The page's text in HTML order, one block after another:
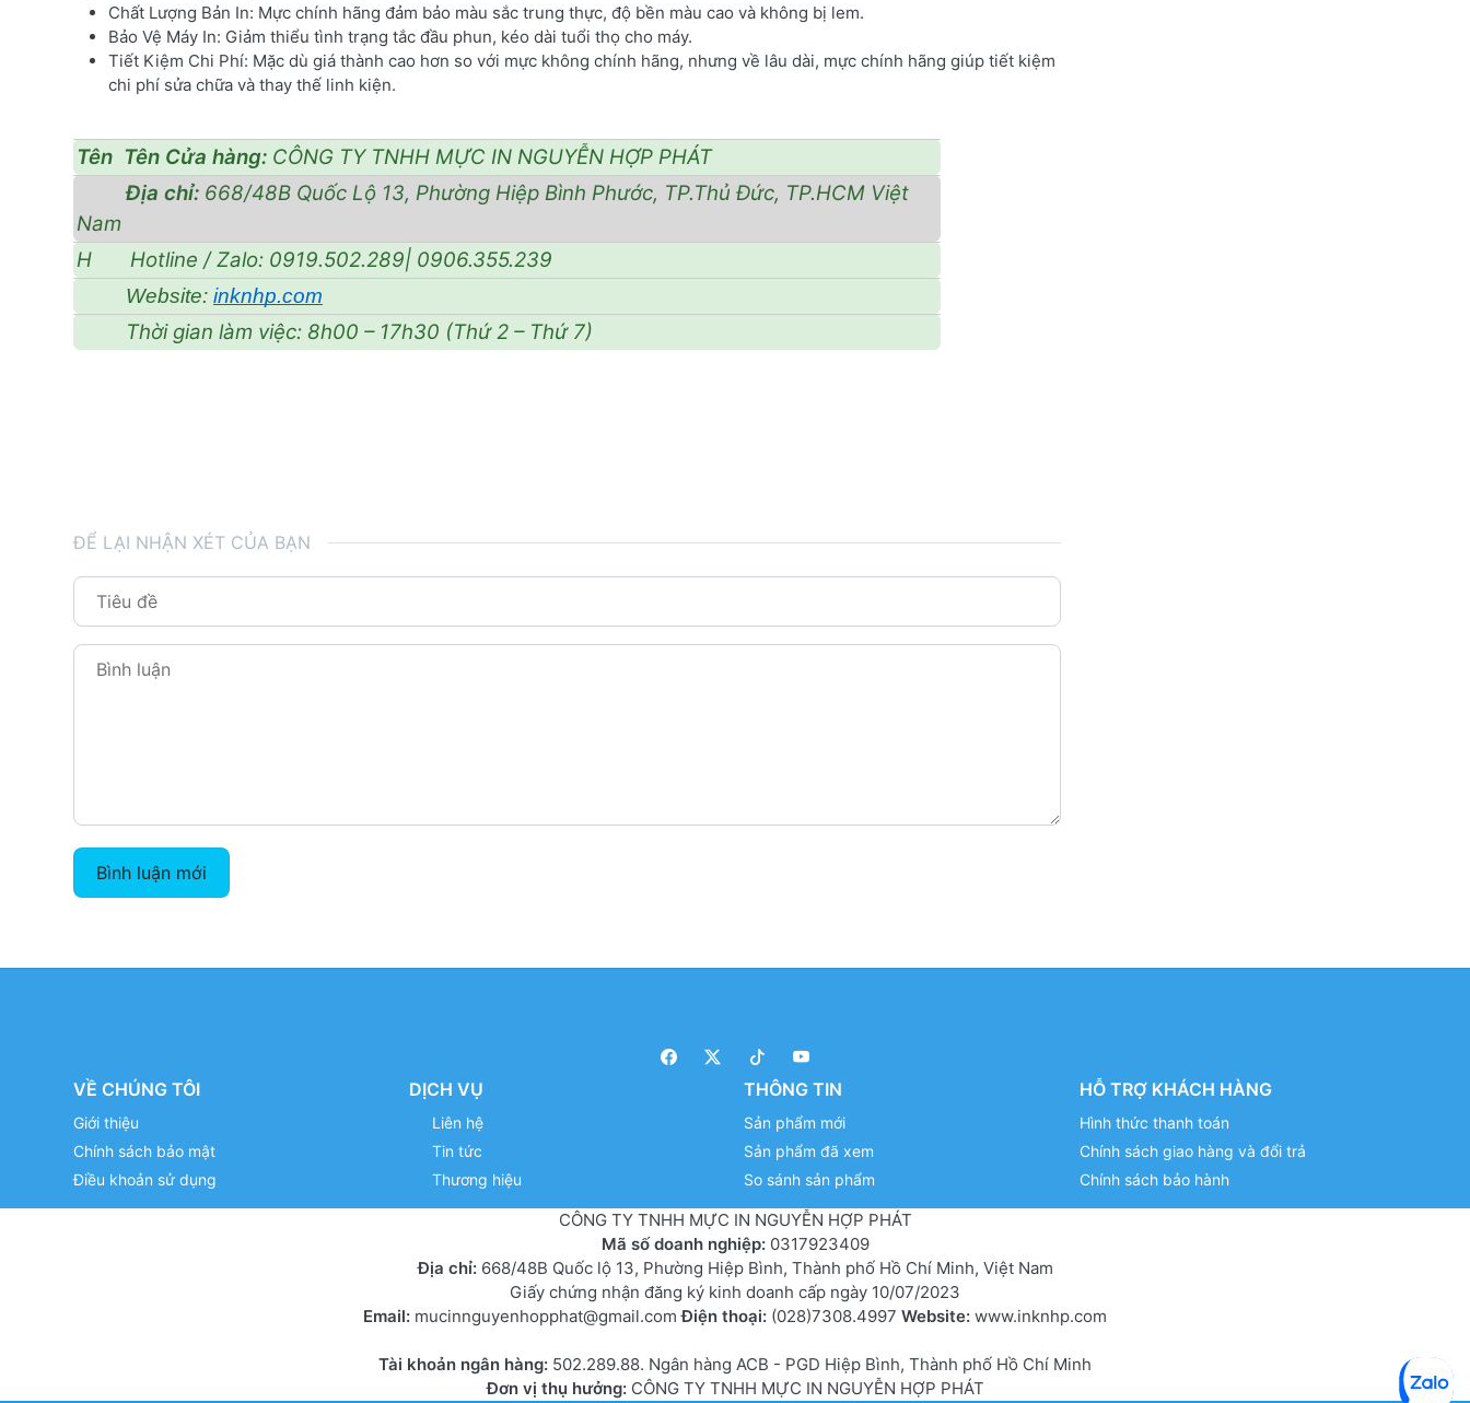
Chất Lượng Bản In: Mực chính hãng đảm bảo màu sắc trung thực, độ bền màu cao và không bị lem.​
Bảo Vệ Máy In: Giảm thiểu tình trạng tắc đầu phun, kéo dài tuổi thọ cho máy.​
Tiết Kiệm Chi Phí: Mặc dù giá thành cao hơn so với mực không chính hãng, nhưng về lâu dài, mực chính hãng giúp tiết kiệm
chi phí sửa chữa và thay thế linh kiện.
Tên Tên Cửa hàng: CÔNG TY TNHH MỰC IN NGUYỄN HỢP PHÁT
Địa chỉ: 668/48B Quốc Lộ 13, Phường Hiệp Bình Phước, TP.Thủ Đức, TP.HCM Việt
Nam
H Hotline / Zalo: 0919.502.289| 0906.355.239
Website: inknhp.com
Thời gian làm việc: 8h00 – 17h30 (Thứ 2 – Thứ 7)
ĐỂ LẠI NHẬN XÉT CỦA BẠN
Bình luận mới
VỀ CHÚNG TÔI
Giới thiệu
Chính sách bảo mật
Điều khoản sử dụng
DỊCH VỤ
Liên hệ
Tin tức
Thương hiệu
THÔNG TIN
Sản phẩm mới
Sản phẩm đã xem
So sánh sản phẩm
HỖ TRỢ KHÁCH HÀNG
Hình thức thanh toán
Chính sách giao hàng và đổi trả
Chính sách bảo hành
CÔNG TY TNHH MỰC IN NGUYỄN HỢP PHÁT
Mã số doanh nghiệp: 0317923409
Địa chỉ:668/48B Quốc lộ 13, Phường Hiệp Bình, Thành phố Hồ Chí Minh, Việt Nam
Giấy chứng nhận đăng ký kinh doanh cấp ngày 10/07/2023
Email: mucinnguyenhopphat@gmail.comĐiện thoại: (028)7308.4997 Website: www.inknhp.com
Tài khoản ngân hàng: 502.289.88. Ngân hàng ACB - PGD Hiệp Bình, Thành phố Hồ Chí Minh
Đơn vị thụ hưởng:CÔNG TY TNHH MỰC IN NGUYỄN HỢP PHÁT